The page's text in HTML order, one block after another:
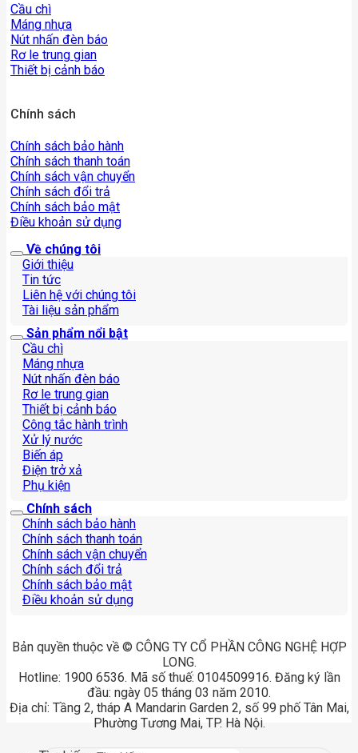
Cầu chì
Máng nhựa
Nút nhấn đèn báo
Rơ le trung gian
Thiết bị cảnh báo
Chính sách
Chính sách bảo hành
Chính sách thanh toán
Chính sách vận chuyển
Chính sách đổi trả
Chính sách bảo mật
Điều khoản sử dụng
Về chúng tôi
Giới thiệu
Tin tức
Liên hệ với chúng tôi
Tài liệu sản phẩm
Sản phẩm nổi bật
Cầu chì
Máng nhựa
Nút nhấn đèn báo
Rơ le trung gian
Thiết bị cảnh báo
Công tắc hành trình
Xử lý nước
Biến áp
Điện trở xả
Phụ kiện
Chính sách
Chính sách bảo hành
Chính sách thanh toán
Chính sách vận chuyển
Chính sách đổi trả
Chính sách bảo mật
Điều khoản sử dụng
Bản quyền thuộc về © CÔNG TY CỔ PHẦN CÔNG NGHỆ HỢP
LONG.
Hotline: 1900 6536. Mã số thuế: 0104509916. Đăng ký lần
đầu: ngày 05 tháng 03 năm 2010.
Địa chỉ: Tầng 2, tháp A Mandarin Garden 2, số 99 phố Tân Mai,
Phường Tương Mai, TP. Hà Nội.